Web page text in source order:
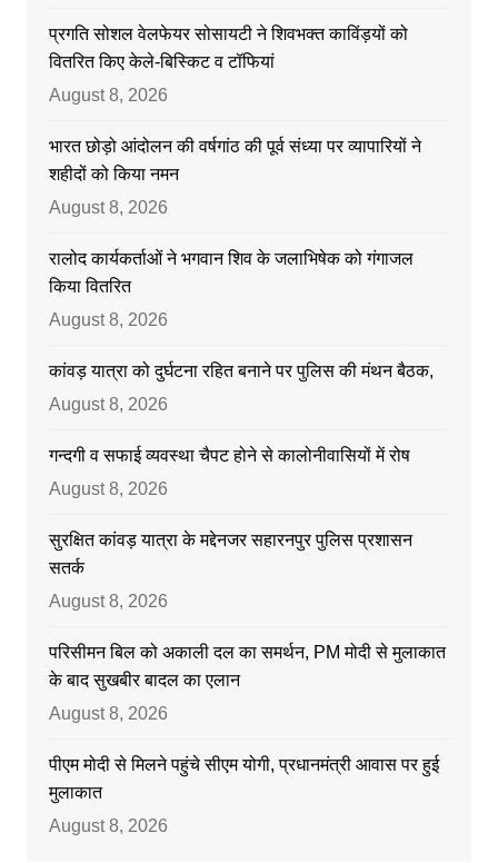
प्रगति सोशल वेलफेयर सोसायटी ने शिवभक्त काविंड़यों को
वितरित किए केले-बिस्किट व टॉफियां
August 8, 2026
भारत छोड़ो आंदोलन की वर्षगांठ की पूर्व संध्या पर व्यापारियों ने
शहीदों को किया नमन
August 8, 2026
रालोद कार्यकर्ताओं ने भगवान शिव के जलाभिषेक को गंगाजल
किया वितरित
August 8, 2026
कांवड़ यात्रा को दुर्घटना रहित बनाने पर पुलिस की मंथन बैठक,
August 8, 2026
गन्दगी व सफाई व्यवस्था चैपट होने से कालोनीवासियों में रोष
August 8, 2026
सुरक्षित कांवड़ यात्रा के मद्देनजर सहारनपुर पुलिस प्रशासन
सतर्क
August 8, 2026
परिसीमन बिल को अकाली दल का समर्थन, PM मोदी से मुलाकात
के बाद सुखबीर बादल का एलान
August 8, 2026
पीएम मोदी से मिलने पहुंचे सीएम योगी, प्रधानमंत्री आवास पर हुई
मुलाकात
August 8, 2026